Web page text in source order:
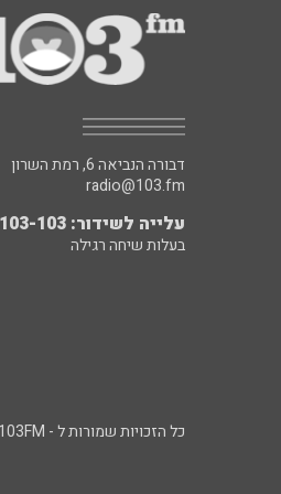
דבורה הנביאה 6, רמת השרון
radio@103.fm
עלייה לשידור: 0552-103-103
בעלות שיחה רגילה
כל הזכויות שמורות ל - 103FM